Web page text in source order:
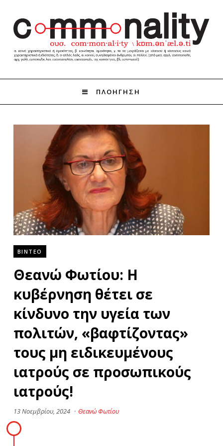
ΠΛΟΗΓΗΣΗ
ΒΙΝΤΕΟ
Θεανώ Φωτίου: Η
κυβέρνηση θέτει σε
κίνδυνο την υγεία των
πολιτών, «βαφτίζοντας»
τους μη ειδικευμένους
ιατρούς σε προσωπικούς
ιατρούς!
13 Νοεμβρίου, 2024 · Θεανώ Φωτίου